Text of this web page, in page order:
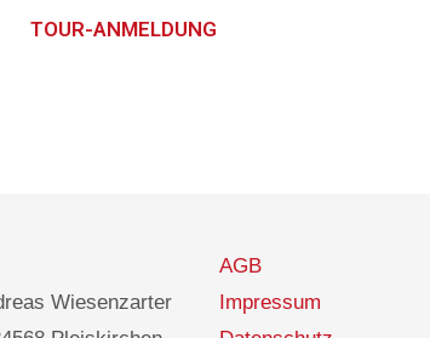
TOUR-ANMELDUNG
Wiesenzarter
AGB
Impressum